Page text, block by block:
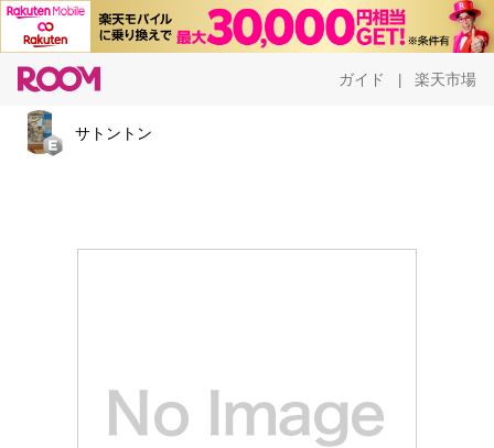
ガイド 楽天市場
サトントン